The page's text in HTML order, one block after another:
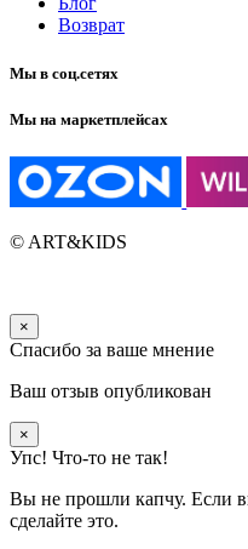
Возврат
Мы в соц.сетях
Мы на маркетплейсах
© ART&KIDS
×
Спасибо за ваше мнение
Ваш отзыв опубликован
×
Упс! Что-то не так!
Вы не прошли капчу. Если
сделайте это.